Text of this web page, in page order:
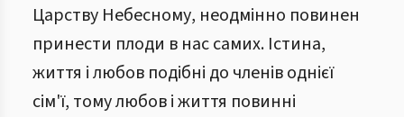
Царству Небесному, неодмінно повинен
принести плоди в нас самих. Істина,
життя і любов подібні до членів однієї
сім'ї, тому любов і життя повинні